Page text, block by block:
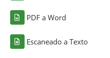
PDF a Word
Escaneado a Texto